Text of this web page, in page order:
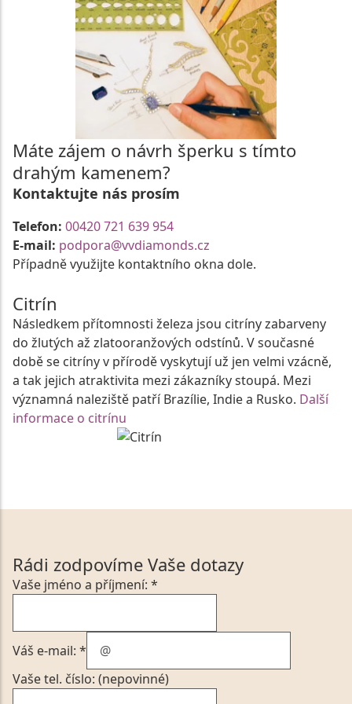
Máte zájem o návrh šperku s tímto
drahým kamenem?
Kontaktujte nás prosím
Telefon: 00420 721 639 954
E-mail: podpora@vvdiamonds.cz
Případně využijte kontaktního okna dole.
Citrín
Následkem přítomnosti železa jsou citríny zabarveny
do žlutých až zlatooranžových odstínů. V současné
době se citríny v přírodě vyskytují už jen velmi vzácně,
a tak jejich atraktivita mezi zákazníky stoupá. Mezi
významná naleziště patří Brazílie, Indie a Rusko. Další
informace o citrínu
Rádi zodpovíme Vaše dotazy
Vaše jméno a příjmení: *
Váš e-mail: *
Vaše tel. číslo: (nepovinné)